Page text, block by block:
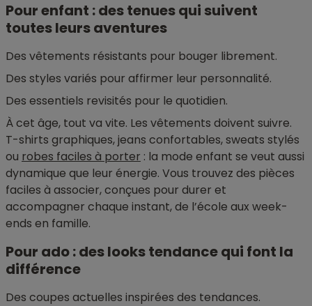
Pour enfant : des tenues qui suivent
toutes leurs aventures
Des vêtements résistants pour bouger librement.
Des styles variés pour affirmer leur personnalité.
Des essentiels revisités pour le quotidien.
À cet âge, tout va vite. Les vêtements doivent suivre.
T-shirts graphiques, jeans confortables, sweats stylés
ou robes faciles à porter : la mode enfant se veut aussi
dynamique que leur énergie. Vous trouvez des pièces
faciles à associer, conçues pour durer et
accompagner chaque instant, de l’école aux week-
ends en famille.
Pour ado : des looks tendance qui font la
différence
Des coupes actuelles inspirées des tendances.